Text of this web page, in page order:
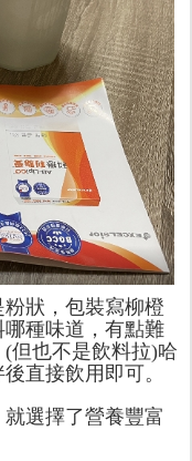
狀，包裝寫柳橙
種味道，有點難
(但也不是飲料拉)哈
直接飲用即可。
選擇了營養豐富